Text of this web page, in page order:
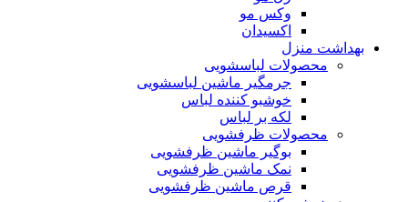
وکس مو
اکسیدان
بهداشت منزل
محصولات لباسشویی
جرمگیر ماشین لباسشویی
خوشبو کننده لباس
لکه بر لباس
محصولات ظرفشویی
بوگیر ماشین ظرفشویی
نمک ماشین ظرفشویی
قرص ماشین ظرفشویی